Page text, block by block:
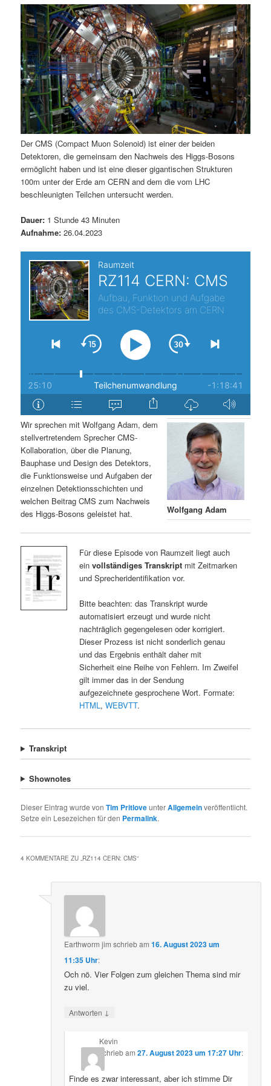
ä
r
e
n
I
n
h
l
t
s
p
n
g
e
n
n
d
ä
r
e
n
I
h
a
l
t
r
i
n
g
e
n
a
v
i
g
a
t
i
o
n
Der CMS (Compact Muon Solenoid) ist einer der beiden
Detektoren, die gemeinsam den Nachweis des Higgs-Bosons
ermöglicht haben und ist eine dieser gigantischen Strukturen
100m unter der Erde am CERN and dem die vom LHC
beschleunigten Teilchen untersucht werden.
Dauer: 1 Stunde 43 Minuten
Aufnahme: 26.04.2023
Wolfgang Adam
Wir sprechen mit Wolfgang Adam, dem
stellvertretendem Sprecher CMS-
Kollaboration, über die Planung,
Bauphase und Design des Detektors,
die Funktionsweise und Aufgaben der
einzelnen Detektionsschichten und
welchen Beitrag CMS zum Nachweis
des Higgs-Bosons geleistet hat.
Für diese Episode von Raumzeit liegt auch
ein vollständiges Transkriptmit Zeitmarken
und Sprecheridentifikation vor.
Bitte beachten: das Transkript wurde
automatisiert erzeugt und wurde nicht
nachträglich gegengelesen oder korrigiert.
Dieser Prozess ist nicht sonderlich genau
und das Ergebnis enthält daher mit
Sicherheit eine Reihe von Fehlern. Im Zweifel
gilt immer das in der Sendung
aufgezeichnete gesprochene Wort. Formate:
HTML, WEBVTT.
Transkript
Shownotes
Dieser Eintrag wurde vonTim PritloveunterAllgemeinveröffentlicht.
Setze ein Lesezeichen für den Permalink.
4 KOMMENTARE ZU „ RZ114 CERN: CMS“
Earthworm jim schriebam16. August 2023 um
11:35 Uhr:
Och nö. Vier Folgen zum gleichen Thema sind mir
zu viel.
Antworten ↓
Kevin
schriebam 27. August 2023 um 17:27 Uhr:
Finde es zwar interessant, aber ich stimme Dir